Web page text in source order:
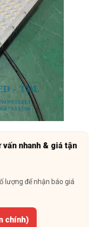
nhanh & giá tận
lượng để nhận báo giá
chính)